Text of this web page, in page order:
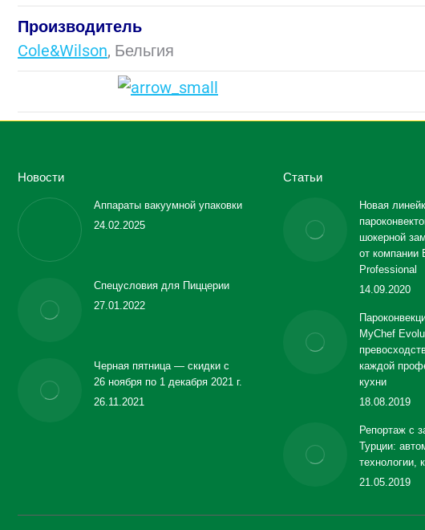
Производитель
Cole&Wilson, Бельгия
Новости
Аппараты вакуумной упаковки
24.02.2025
Спецусловия для Пиццерии
27.01.2022
Черная пятница — скидки с
26 ноября по 1 декабря 2021 г.
26.11.2021
Статьи
Новая
шокерной
от компании
Professional
14.09.2020
MyChef
каждой
кухни
18.08.2019
Репортаж с
Турции:
технологии,
21.05.2019